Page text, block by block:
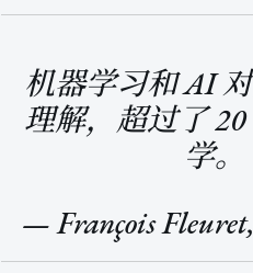
机器学习和 AI
理解，超过了
学。
— François